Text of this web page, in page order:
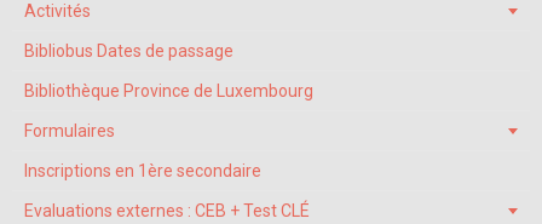
Activités
Bibliobus Dates de passage
Bibliothèque Province de Luxembourg
Formulaires
Inscriptions en 1ère secondaire
Evaluations externes : CEB + Test CLÉ